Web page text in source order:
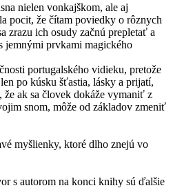
nielen vonkajškom, ale aj
pocit, že čítam poviedky o rôznych
zrazu ich osudy začnú prepletať a
jemnými prvkami magického
portugalského vidieku, pretože
po kúsku šťastia, lásky a prijatí,
ak sa človek dokáže vymaniť z
snom, môže od základov zmeniť
myšlienky, ktoré dlho znejú vo
s autorom na konci knihy sú ďalšie